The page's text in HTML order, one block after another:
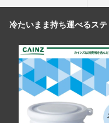
冷たいまま持ち運べるステ